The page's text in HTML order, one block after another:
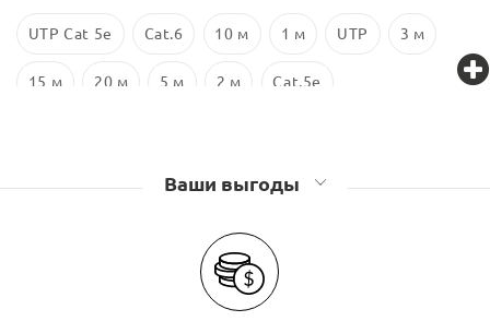
UTP Cat 5e Cat.6 10 м 1 м UTP 3 м
15 м 20 м 5 м 2 м Cat.5e
Ваши выгоды